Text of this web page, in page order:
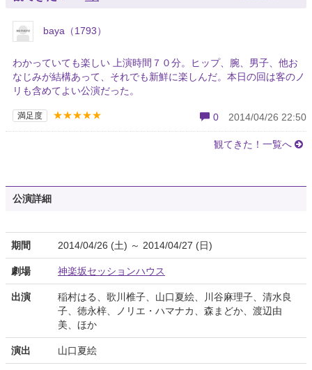
baya（1793）
わかっていても楽しい 上演時間７０分。ヒップ、腕、男子、他お
なじみが結構あって、それでも新鮮に楽しんだ。本日の回は客のノ
リも含めてよい公演だった。
満足度 ★★★★★ 0 2014/04/26 22:50
観てきた！一覧へ
公演詳細
期間 2014/04/26 (土) ～ 2014/04/27 (日)
劇場 神楽坂セッションハウス
出演
稲村はる、歌川椎子、山口夏絵、川谷麻理子、清水良
子、徳永梓、ノリエ・ハマナカ、森まどか、渡辺由
美、ほか
演出 山口夏絵